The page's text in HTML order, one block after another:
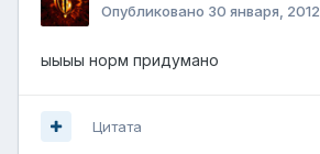
Опубликовано 30 января, 2012
ыыыы норм придумано
Цитата